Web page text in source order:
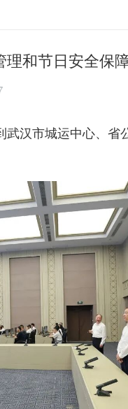
理和节日安全保
汉市城运中心、省